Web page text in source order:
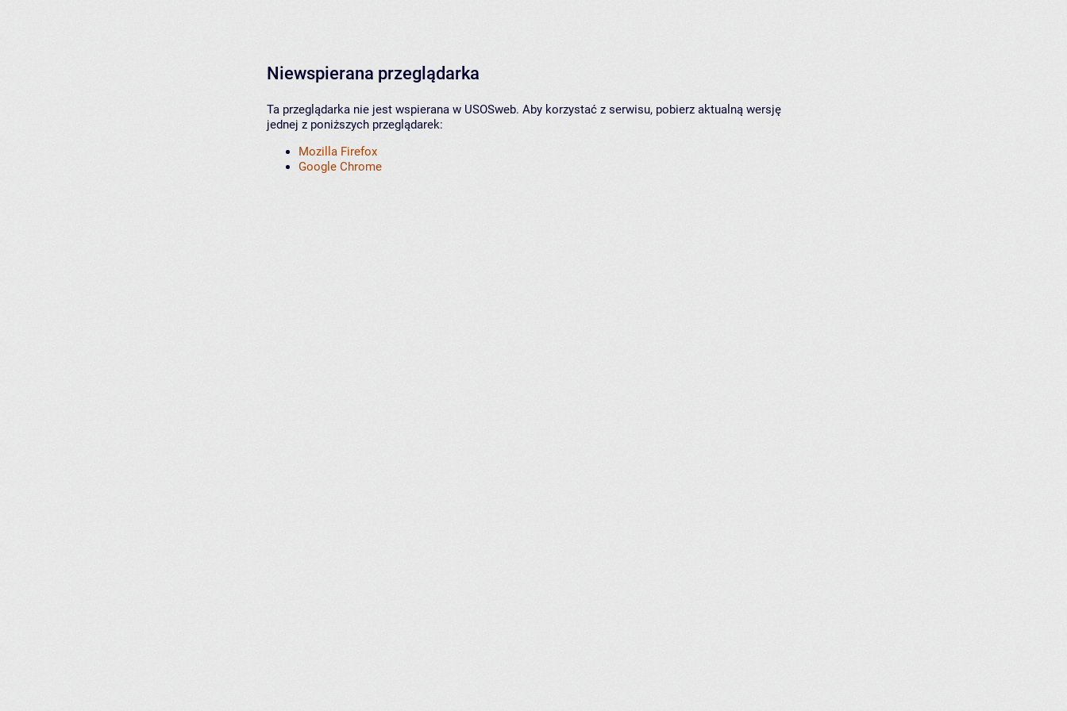
Niewspierana przeglądarka
Ta przeglądarka nie jest wspierana w USOSweb. Aby korzystać z serwisu, pobierz aktualną wersję
jednej z poniższych przeglądarek:
Mozilla Firefox
Google Chrome